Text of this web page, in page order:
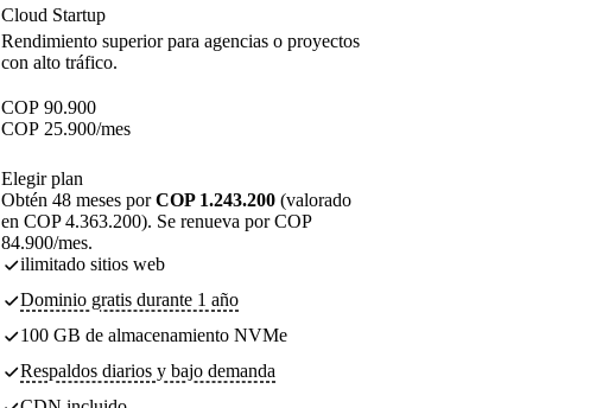
Cloud Startup
Rendimiento superior para agencias o proyectos
con alto tráfico.
COP 90.900
COP 25.900/mes
Elegir plan
Obtén 48 meses porCOP 1.243.200 (valorado
en COP 4.363.200). Se renueva por COP
84.900/mes.
ilimitado sitios web
Dominio gratis durante 1 año
100 GB de almacenamiento NVMe
Respaldos diarios y bajo demanda